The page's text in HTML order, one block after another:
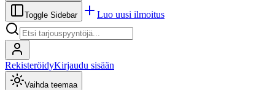
Toggle Sidebar Luo uusi ilmoitus
RekisteröidyKirjaudu sisään
Vaihda teemaa